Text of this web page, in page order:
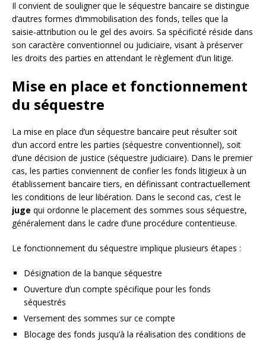
Il convient de souligner que le séquestre bancaire se distingue
d’autres formes d’immobilisation des fonds, telles que la
saisie-attribution ou le gel des avoirs. Sa spécificité réside dans
son caractère conventionnel ou judiciaire, visant à préserver
les droits des parties en attendant le règlement d’un litige.
Mise en place et fonctionnement
du séquestre
La mise en place d’un séquestre bancaire peut résulter soit
d’un accord entre les parties (séquestre conventionnel), soit
d’une décision de justice (séquestre judiciaire). Dans le premier
cas, les parties conviennent de confier les fonds litigieux à un
établissement bancaire tiers, en définissant contractuellement
les conditions de leur libération. Dans le second cas, c’est le
juge qui ordonne le placement des sommes sous séquestre,
généralement dans le cadre d’une procédure contentieuse.
Le fonctionnement du séquestre implique plusieurs étapes :
Désignation de la banque séquestre
Ouverture d’un compte spécifique pour les fonds
séquestrés
Versement des sommes sur ce compte
Blocage des fonds jusqu’à la réalisation des conditions de